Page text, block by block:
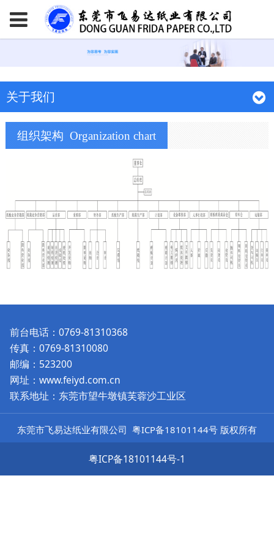
关于我们
组织架构 Organization chart
前台电话：0769-81310368
传真：0769-81310080
邮编：523200
网址：www.feiyd.com.cn
联系地址：东莞市望牛墩镇芙蓉沙工业区
东莞市飞易达纸业有限公司 粤ICP备18101144号 版权所有
粤ICP备18101144号-1